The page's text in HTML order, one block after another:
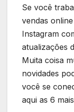
Se você
vendas
Instagram
atualizações
Muita coisa
novidades
você se
aqui as 6